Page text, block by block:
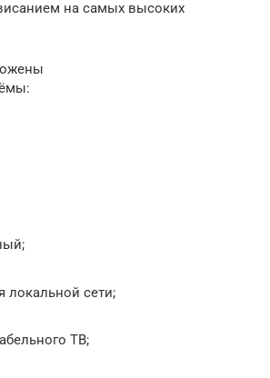
на самых высоких
локальной сети;
ТВ;